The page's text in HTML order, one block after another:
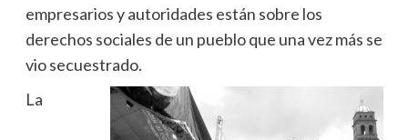
empresarios y autoridades están sobre los
derechos sociales de un pueblo que una vez más se
vio secuestrado.
La